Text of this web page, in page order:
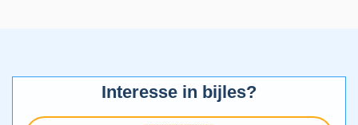
Interesse in bijles?